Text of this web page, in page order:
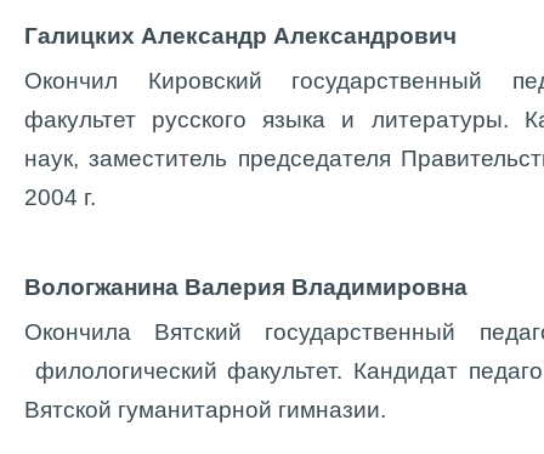
Галицких Александр Александрович
Окончил Кировский государственный
факультет русского языка и литературы.
наук, заместитель председателя
2004 г.
Вологжанина Валерия Владимировна
Окончила Вятский государственный
филологический факультет. Кандидат
Вятской гуманитарной гимназии.